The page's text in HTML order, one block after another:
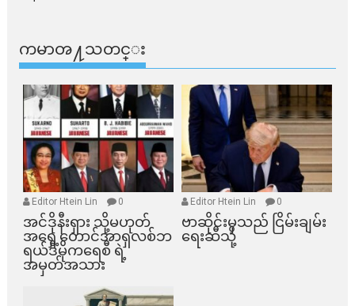
ကမာၻ႔သတင္း
Editor Htein Lin 0
အင်ဒိုနီးရှား သို့မဟုတ်
အရှေ့တောင်အာရှလစ်ဘ
ရယ်ဒီမိုကရေစီ ရဲ့
အမှတ်အသား
Editor Htein Lin 0
ဗာဆိုင်းမှသည် ငြိမ်းချမ်း
ရေးဆီသို့